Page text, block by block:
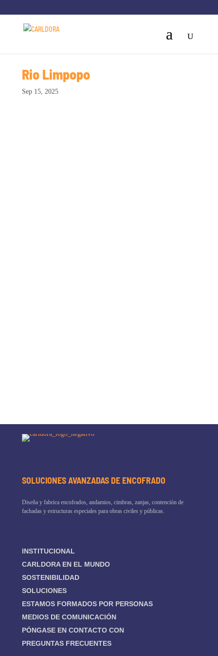
Rio Limpopo
Sep 15, 2025
SOLUCIONES AVANZADAS DE ENCOFRADO
Diseña y fabrica encofrados, andamios, cimbras, zanjas, contención de
fachadas y estructuras especiales para obras civiles y públicas.
INSTITUCIONAL
CARLDORA EN EL MUNDO
SOSTENIBILIDAD
SOLUCIONES
ESTAMOS FORMADOS POR PERSONAS
MEDIOS DE COMUNICACIÓN
PÓNGASE EN CONTACTO CON
PREGUNTAS FRECUENTES